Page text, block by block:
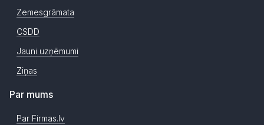
Zemesgrāmata
CSDD
Jauni uzņēmumi
Ziņas
Par mums
Par Firmas.lv